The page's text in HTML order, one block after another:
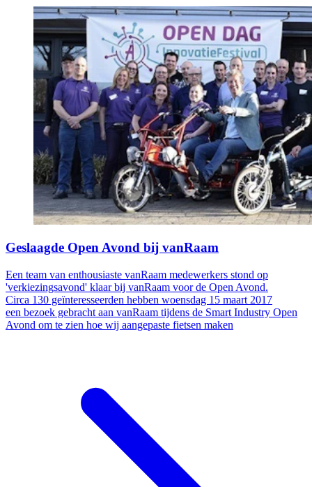
Geslaagde Open Avond bij vanRaam
Een team van enthousiaste vanRaam medewerkers stond op
'verkiezingsavond' klaar bij vanRaam voor de Open Avond.
Circa 130 geïnteresseerden hebben woensdag 15 maart 2017
een bezoek gebracht aan vanRaam tijdens de Smart Industry Open
Avond om te zien hoe wij aangepaste fietsen maken